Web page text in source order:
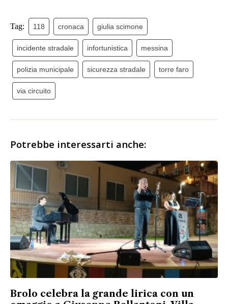
Tag: 118 cronaca giulia scimone
incidente stradale infortunistica messina
polizia municipale sicurezza stradale torre faro
via circuito
Potrebbe interessarti anche:
Brolo celebra la grande lirica con un